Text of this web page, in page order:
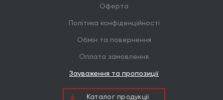
Оферта
Політика конфіденційності
Обмін та повернення
Оплата замовлення
Зауваження та пропозиції
Каталог продукцiї